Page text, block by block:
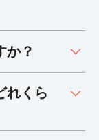
か？
れくら